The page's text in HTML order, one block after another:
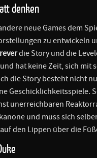
denken
neue Games dem
zu entwickeln
die Story und die
hat keine Zeit, sich mit
die Story besteht nicht
Geschicklichkeitsspiele.
unerreichbaren
und muss sich
den Lippen über die